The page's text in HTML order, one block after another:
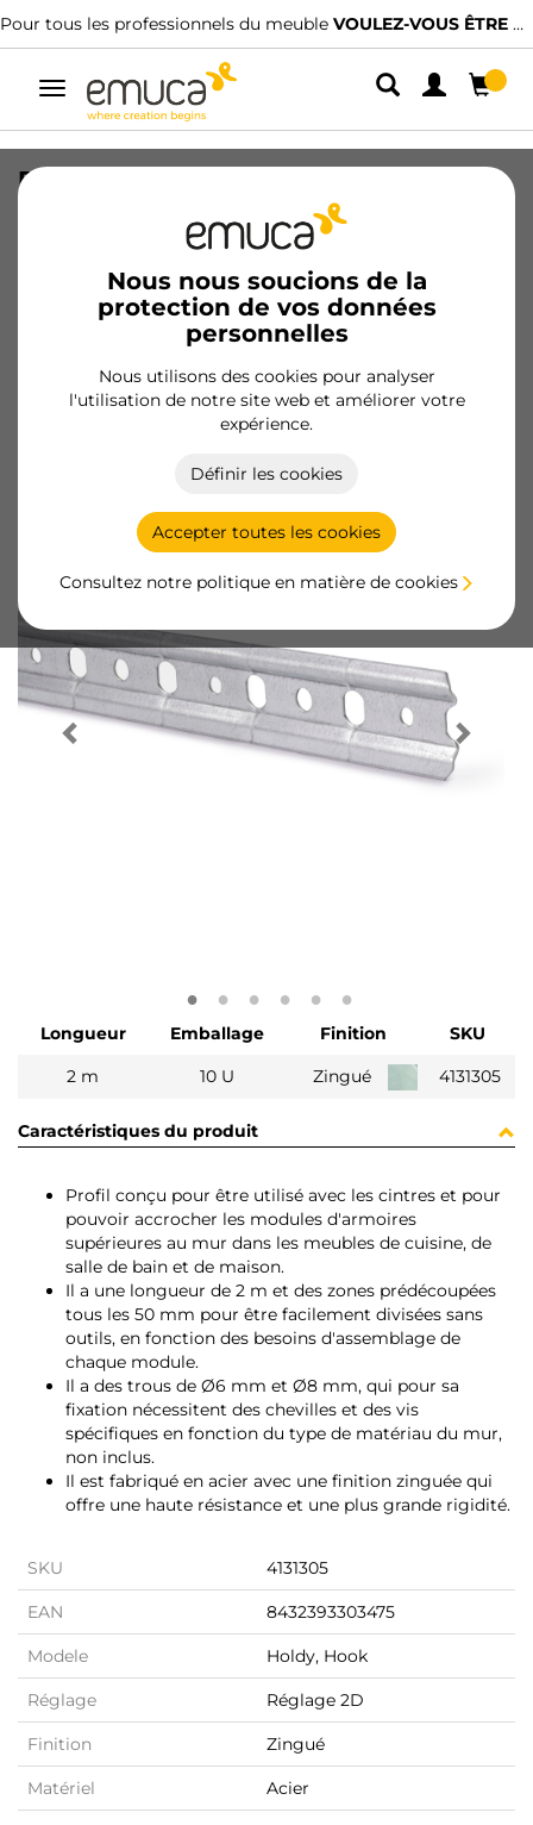
VOULEZ-VOUS ÊTRE CLIENT ? Nous avons des distributeurs
Alterner
navigation
Nous nous soucions de la
protection de vos données
personnelles
Nous utilisons des cookies pour analyser
l'utilisation de notre site web et améliorer votre
expérience.
Définir les cookies
Accepter toutes les cookies
Consultez notre politique en matière de cookies
Profilé de suspension pour meubles
hauts, longueur 2m, acier, galvanisé
Produits essentiels
Devenir client
Longueur Emballage Finition
SKU
2 m
10 U Zingué 4131305
Caractéristiques du produit
Profil conçu pour être utilisé avec les cintres et pour
pouvoir accrocher les modules d'armoires
supérieures au mur dans les meubles de cuisine, de
salle de bain et de maison.
Il a une longueur de 2 m et des zones prédécoupées
tous les 50 mm pour être facilement divisées sans
outils, en fonction des besoins d'assemblage de
chaque module.
Il a des trous de Ø6 mm et Ø8 mm, qui pour sa
fixation nécessitent des chevilles et des vis
spécifiques en fonction du type de matériau du mur,
non inclus.
Il est fabriqué en acier avec une finition zinguée qui
offre une haute résistance et une plus grande rigidité.
SKU 4131305
EAN 8432393303475
Modele Holdy, Hook
Réglage Réglage 2D
Finition Zingué
Matériel Acier